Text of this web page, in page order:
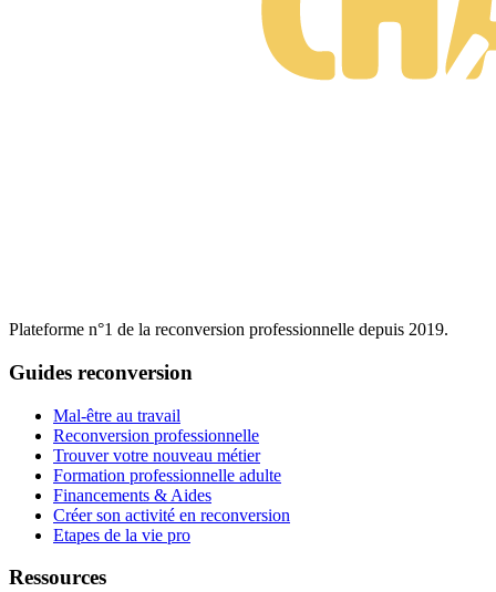
Plateforme n°1 de la reconversion professionnelle depuis 2019.
Guides reconversion
Mal-être au travail
Reconversion professionnelle
Trouver votre nouveau métier
Formation professionnelle adulte
Financements & Aides
Créer son activité en reconversion
Etapes de la vie pro
Ressources